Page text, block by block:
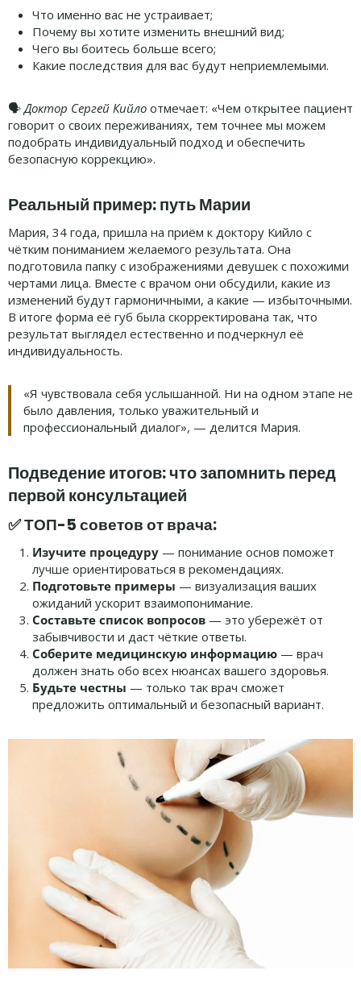
Что именно вас не устраивает;
Почему вы хотите изменить внешний вид;
Чего вы боитесь больше всего;
Какие последствия для вас будут неприемлемыми.
🗣Доктор Сергей Кийло отмечает: «Чем открытее пациент
говорит о своих переживаниях, тем точнее мы можем
подобрать индивидуальный подход и обеспечить
безопасную коррекцию».
Реальный пример: путь Марии
Мария, 34 года, пришла на приём к доктору Кийло с
чётким пониманием желаемого результата. Она
подготовила папку с изображениями девушек с похожими
чертами лица. Вместе с врачом они обсудили, какие из
изменений будут гармоничными, а какие — избыточными.
В итоге форма её губ была скорректирована так, что
результат выглядел естественно и подчеркнул её
индивидуальность.
«Я чувствовала себя услышанной. Ни на одном этапе не
было давления, только уважительный и
профессиональный диалог», — делится Мария.
Подведение итогов: что запомнить перед
первой консультацией
✅ ТОП-5 советов от врача:
Изучите процедуру — понимание основ поможет
лучше ориентироваться в рекомендациях.
Подготовьте примеры — визуализация ваших
ожиданий ускорит взаимопонимание.
Составьте список вопросов — это убережёт от
забывчивости и даст чёткие ответы.
Соберите медицинскую информацию — врач
должен знать обо всех нюансах вашего здоровья.
Будьте честны — только так врач сможет
предложить оптимальный и безопасный вариант.